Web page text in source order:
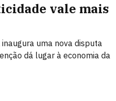
vale mais
inaugura uma nova disputa
dá lugar à economia da